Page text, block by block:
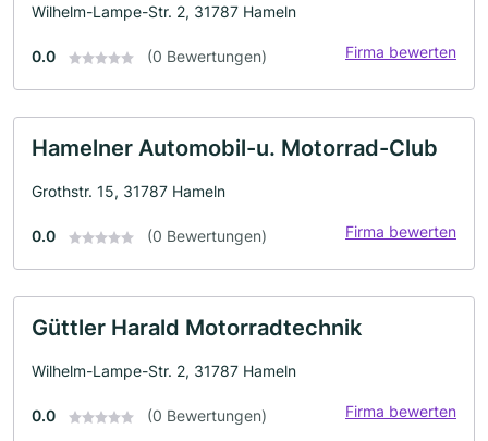
Wilhelm-Lampe-Str. 2, 31787 Hameln
0.0 (0 Bewertungen) Firma bewerten
Hamelner Automobil-u. Motorrad-Club
Grothstr. 15, 31787 Hameln
0.0 (0 Bewertungen) Firma bewerten
Güttler Harald Motorradtechnik
Wilhelm-Lampe-Str. 2, 31787 Hameln
0.0 (0 Bewertungen) Firma bewerten